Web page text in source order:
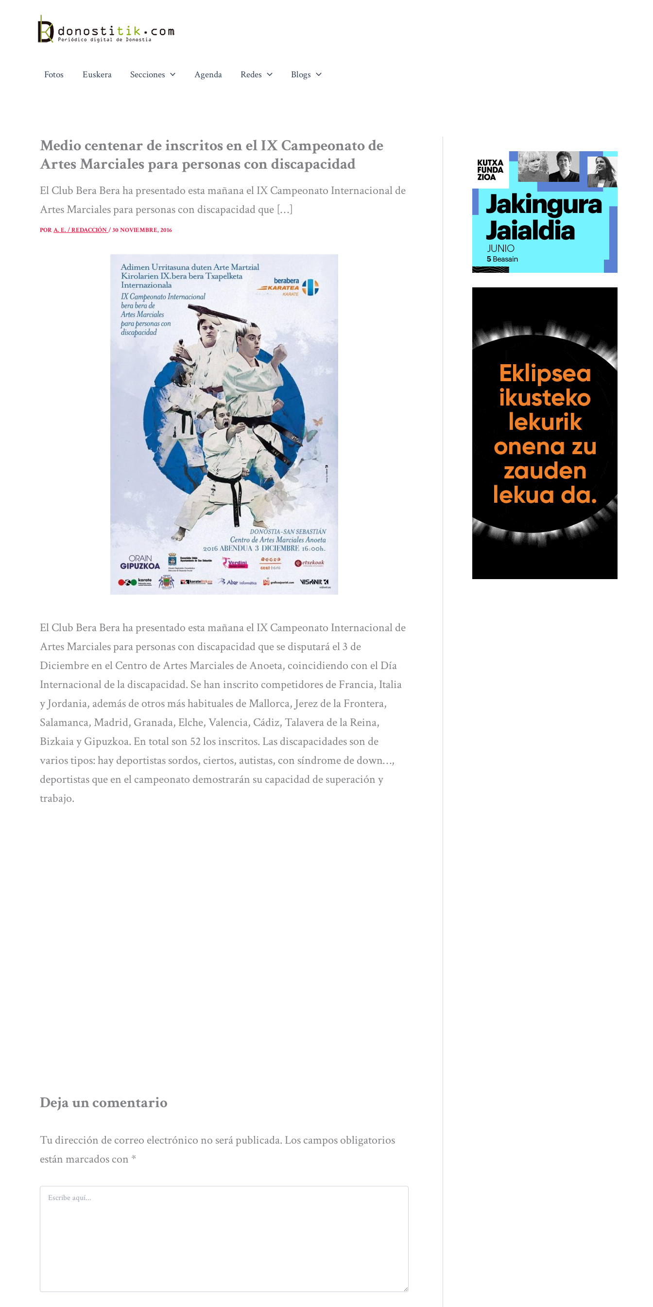
contenido
Fotos Euskera Secciones Agenda Redes Blogs
Medio centenar de inscritos en el IX Campeonato de
Artes Marciales para personas con discapacidad
El Club Bera Bera ha presentado esta mañana el IX Campeonato Internacional de
Artes Marciales para personas con discapacidad que […]
PORA. E. / REDACCIÓN/30 NOVIEMBRE, 2016
El Club Bera Bera ha presentado esta mañana el IX Campeonato Internacional de
Artes Marciales para personas con discapacidad que se disputará el 3 de
Diciembre en el Centro de Artes Marciales de Anoeta, coincidiendo con el Día
Internacional de la discapacidad. Se han inscrito competidores de Francia, Italia
y Jordania, además de otros más habituales de Mallorca, Jerez de la Frontera,
Salamanca, Madrid, Granada, Elche, Valencia, Cádiz, Talavera de la Reina,
Bizkaia y Gipuzkoa. En total son 52 los inscritos. Las discapacidades son de
varios tipos: hay deportistas sordos, ciertos, autistas, con síndrome de down…,
deportistas que en el campeonato demostrarán su capacidad de superación y
trabajo.
Deja un comentario
Tu dirección de correo electrónico no será publicada. Los campos obligatorios
están marcados con *
aquí...